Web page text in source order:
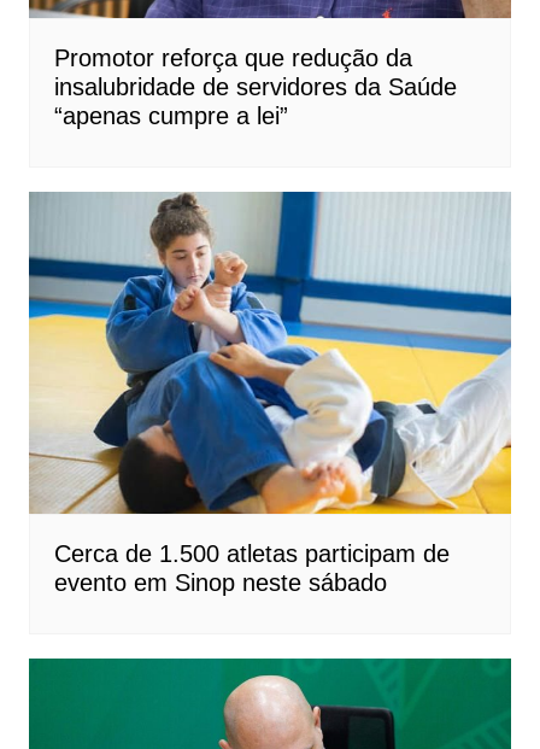
Promotor reforça que redução da
insalubridade de servidores da Saúde
“apenas cumpre a lei”
Cerca de 1.500 atletas participam de
evento em Sinop neste sábado